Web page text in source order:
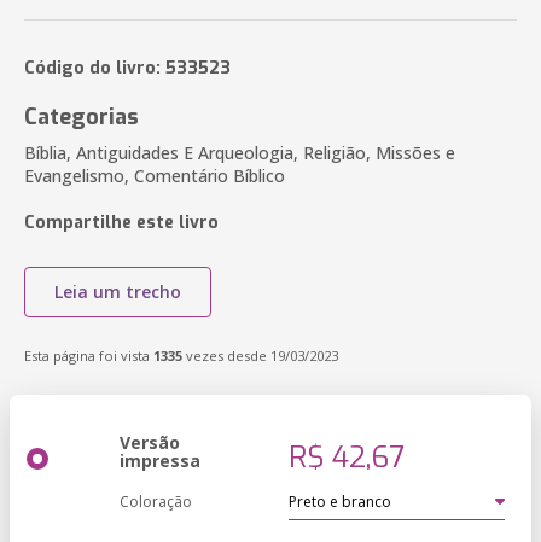
Código do livro: 533523
Categorias
Bíblia, Antiguidades E Arqueologia, Religião, Missões e
Evangelismo, Comentário Bíblico
Compartilhe este livro
Leia um trecho
Esta página foi vista 1335 vezes desde 19/03/2023
Versão
impressa R$ 42,67
Coloração